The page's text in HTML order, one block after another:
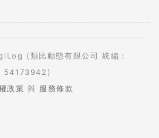
(類比動態有限公司 統編：
54173942)
政策 與 服務條款